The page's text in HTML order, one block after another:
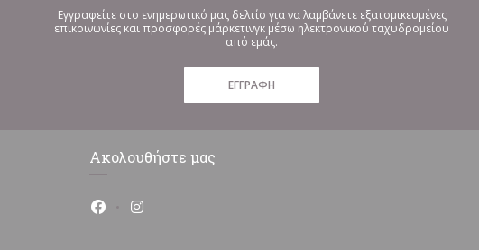
Εγγραφείτε στο ενημερωτικό μας δελτίο για να λαμβάνετε εξατομικευμένες
επικοινωνίες και προσφορές μάρκετινγκ μέσω ηλεκτρονικού ταχυδρομείου
από εμάς.
ΕΓΓΡΑΦΉ
Ακολουθήστε μας
Facebook ((ανοίγει σε νέο παράθυρο))
Instagram ((ανοίγει σε νέο παράθυρο))